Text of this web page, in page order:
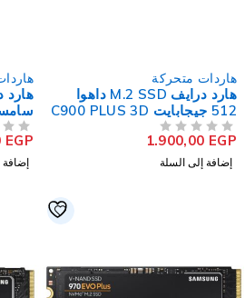
هاردات متحركة
هارد درايف M.2 SSD داهوا
512 جيجابايت C900 PLUS 3D
NAND NVMe PCIe
1.900,00EGP
إضافة إلى السلة
PCIe
EGP
إضافة